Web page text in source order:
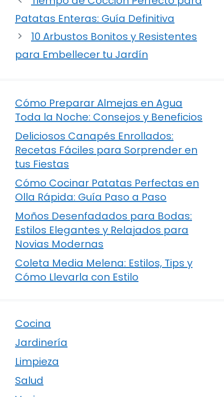
Patatas Enteras: Guía Definitiva
10 Arbustos Bonitos y Resistentes
para Embellecer tu Jardín
Cómo Preparar Almejas en Agua
Toda la Noche: Consejos y Beneficios
Deliciosos Canapés Enrollados:
Recetas Fáciles para Sorprender en
tus Fiestas
Cómo Cocinar Patatas Perfectas en
Olla Rápida: Guía Paso a Paso
Moños Desenfadados para Bodas:
Estilos Elegantes y Relajados para
Novias Modernas
Coleta Media Melena: Estilos, Tips y
Cómo Llevarla con Estilo
Cocina
Jardinería
Limpieza
Salud